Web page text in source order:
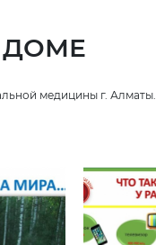
ДОМЕ
медицины г. Алматы.